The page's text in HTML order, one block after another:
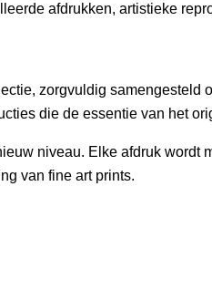
afdrukken, artistieke
zorgvuldig
die de essentie van het
niveau. Elke afdruk
van fine art prints.